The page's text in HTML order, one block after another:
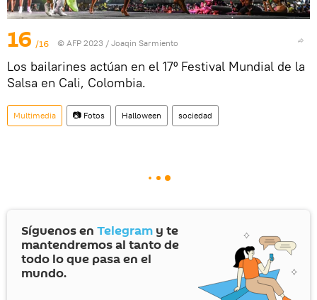
16 /16 © AFP 2023 / Joaqin Sarmiento
Los bailarines actúan en el 17º Festival Mundial de la
Salsa en Cali, Colombia.
Multimedia 📷 Fotos Halloween sociedad
Síguenos en Telegram y te
mantendremos al tanto de
todo lo que pasa en el
mundo.